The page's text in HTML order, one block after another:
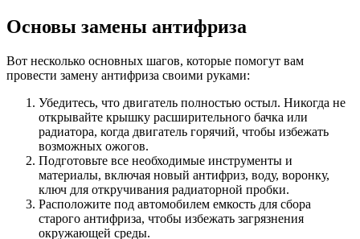
Основы замены антифриза
Вот несколько основных шагов, которые помогут вам
провести замену антифриза своими руками:
Убедитесь, что двигатель полностью остыл. Никогда не
открывайте крышку расширительного бачка или
радиатора, когда двигатель горячий, чтобы избежать
возможных ожогов.
Подготовьте все необходимые инструменты и
материалы, включая новый антифриз, воду, воронку,
ключ для откручивания радиаторной пробки.
Расположите под автомобилем емкость для сбора
старого антифриза, чтобы избежать загрязнения
окружающей среды.